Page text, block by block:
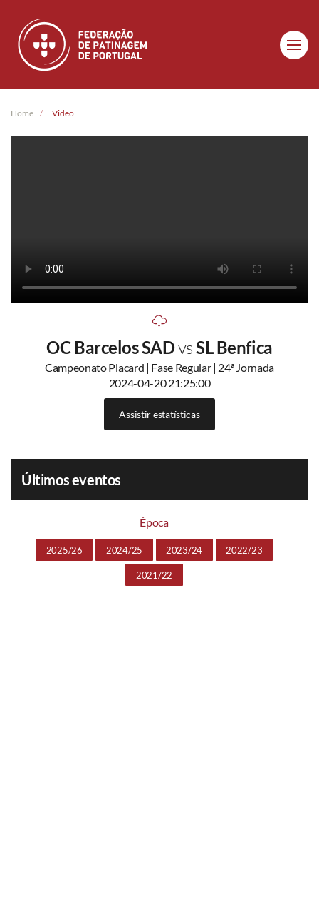
Skip to main content
Home Video
OC Barcelos SADvsSL Benfica
Campeonato Placard | Fase Regular | 24ª Jornada
2024-04-20 21:25:00
Assistir estatísticas
Últimos eventos
Época
2025/26 2024/25 2023/24 2022/23
2021/22